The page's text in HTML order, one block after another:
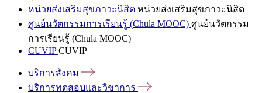
หน่วยส่งเสริมสุขภาวะนิสิต หน่วยส่งเสริมสุขภาวะนิสิต
ศูนย์นวัตกรรมการเรียนรู้ (Chula MOOC) ศูนย์นวัตกรรม
การเรียนรู้ (Chula MOOC)
CUVIPCUVIP
บริการสังคม
บริการทดสอบและวิชาการ